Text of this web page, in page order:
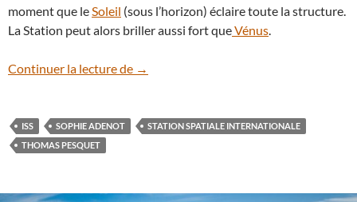
moment que le Soleil (sous l’horizon) éclaire toute la structure.
La Station peut alors briller aussi fort queVénus
Continuer la lecture de Regardez passer l’ISS, avec à son bord
→
ISS SOPHIE ADENOT
STATION SPATIALE INTERNATIONALE
THOMAS PESQUET